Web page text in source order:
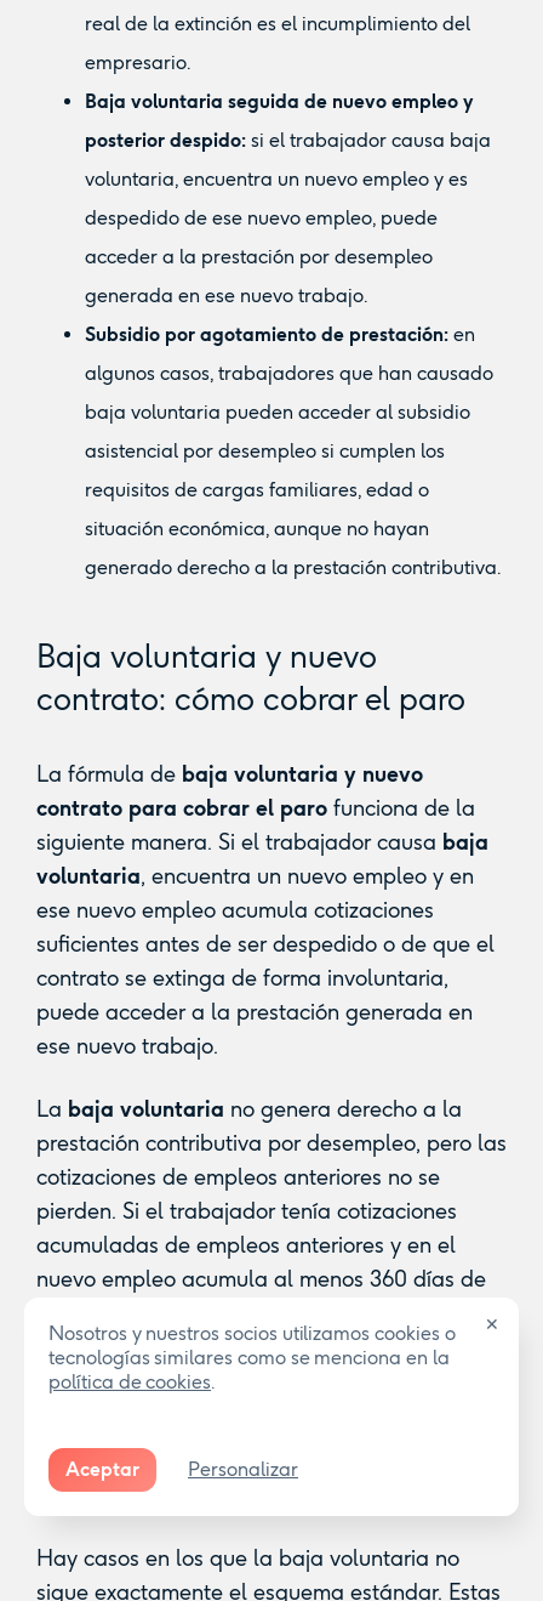
real de la extinción es el incumplimiento del
empresario.
Baja voluntaria seguida de nuevo empleo y
posterior despido:si el trabajador causa baja
voluntaria, encuentra un nuevo empleo y es
despedido de ese nuevo empleo, puede
acceder a la prestación por desempleo
generada en ese nuevo trabajo.
Subsidio por agotamiento de prestación:en
algunos casos, trabajadores que han causado
baja voluntaria pueden acceder al subsidio
asistencial por desempleo si cumplen los
requisitos de cargas familiares, edad o
situación económica, aunque no hayan
generado derecho a la prestación contributiva.
Baja voluntaria y nuevo
contrato: cómo cobrar el paro
La fórmula de baja voluntaria y nuevo
contrato para cobrar el parofunciona de la
siguiente manera. Si el trabajador causa baja
voluntaria, encuentra un nuevo empleo y en
ese nuevo empleo acumula cotizaciones
suficientes antes de ser despedido o de que el
contrato se extinga de forma involuntaria,
puede acceder a la prestación generada en
ese nuevo trabajo.
La baja voluntaria no genera derecho a la
prestación contributiva por desempleo, pero las
cotizaciones de empleos anteriores no se
pierden. Si el trabajador tenía cotizaciones
acumuladas de empleos anteriores y en el
nuevo empleo acumula al menos 360 días de
derecho a la prestación completa.
baja voluntaria
Hay casos en los que la baja voluntaria no
sigue exactamente el esquema estándar. Estas
Nosotros y nuestros socios utilizamos cookies o
tecnologías similares como se menciona en la
política de cookies.
Aceptar Personalizar
✕